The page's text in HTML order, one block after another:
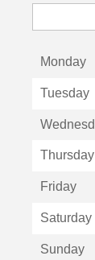
Monday
Tuesday
Thursday
Friday
Saturday
Sunday